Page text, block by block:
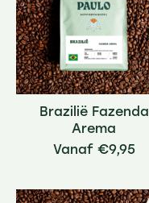
Brazilië Fazenda
Arema
€9,95